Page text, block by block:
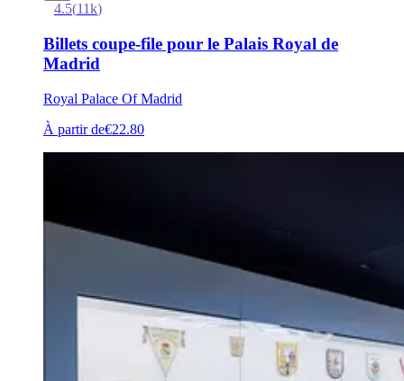
4.5(11k)
Billets coupe-file pour le Palais Royal de
Madrid
Royal Palace Of Madrid
À partir de€22.80